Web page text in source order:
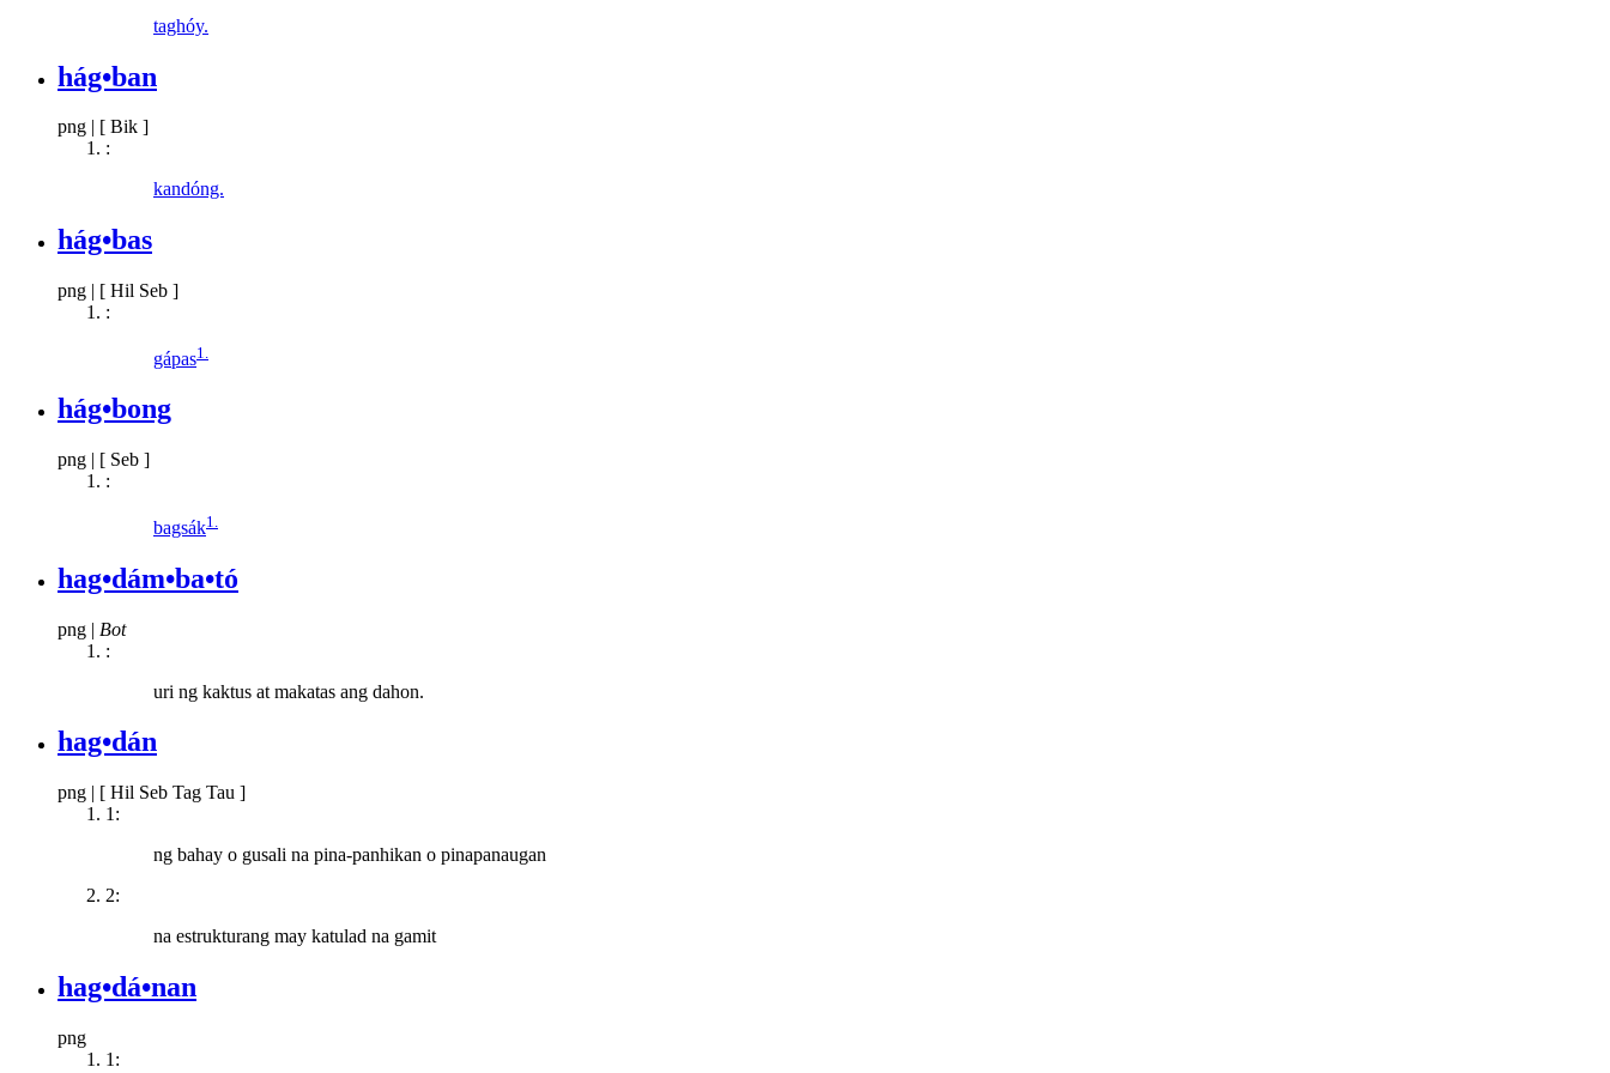
taghóy.
hág•ban
png | [ Bik ]
:
kandóng.
hág•bas
png | [ Hil Seb ]
:
gápas1.
hág•bong
png | [ Seb ]
:
bagsák1.
hag•dám•ba•tó
png | Bot
:
uri ng kaktus at makatas ang dahon.
hag•dán
png | [ Hil Seb Tag Tau ]
1:
ng bahay o gusali na pina-panhikan o pinapanaugan
2:
na estrukturang may katulad na gamit
hag•dá•nan
png
1: